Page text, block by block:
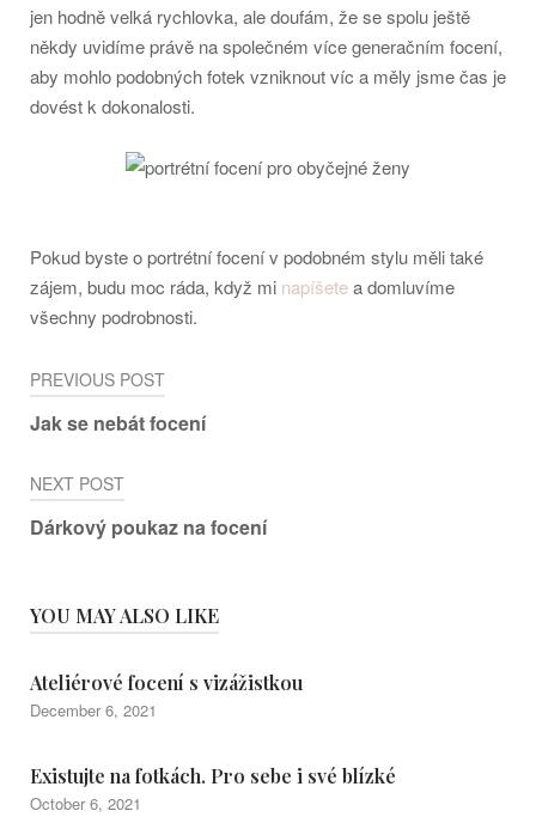
jen hodně velká rychlovka, ale doufám, že se spolu ještě
někdy uvidíme právě na společném více generačním focení,
aby mohlo podobných fotek vzniknout víc a měly jsme čas je
dovést k dokonalosti.
Pokud byste o portrétní focení v podobném stylu měli také
zájem, budu moc ráda, když mi napíšetea domluvíme
všechny podrobnosti.
Post
navigation
PREVIOUS POST
Jak se nebát focení
NEXT POST
Dárkový poukaz na focení
YOU MAY ALSO LIKE
Ateliérové focení s vizážistkou
December 6, 2021
Existujte na fotkách. Pro sebe i své blízké
October 6, 2021